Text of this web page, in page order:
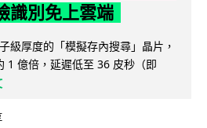
識別免上雲端
級厚度的「模擬存內搜尋」晶片，
1 億倍，延遲低至 36 皮秒（即